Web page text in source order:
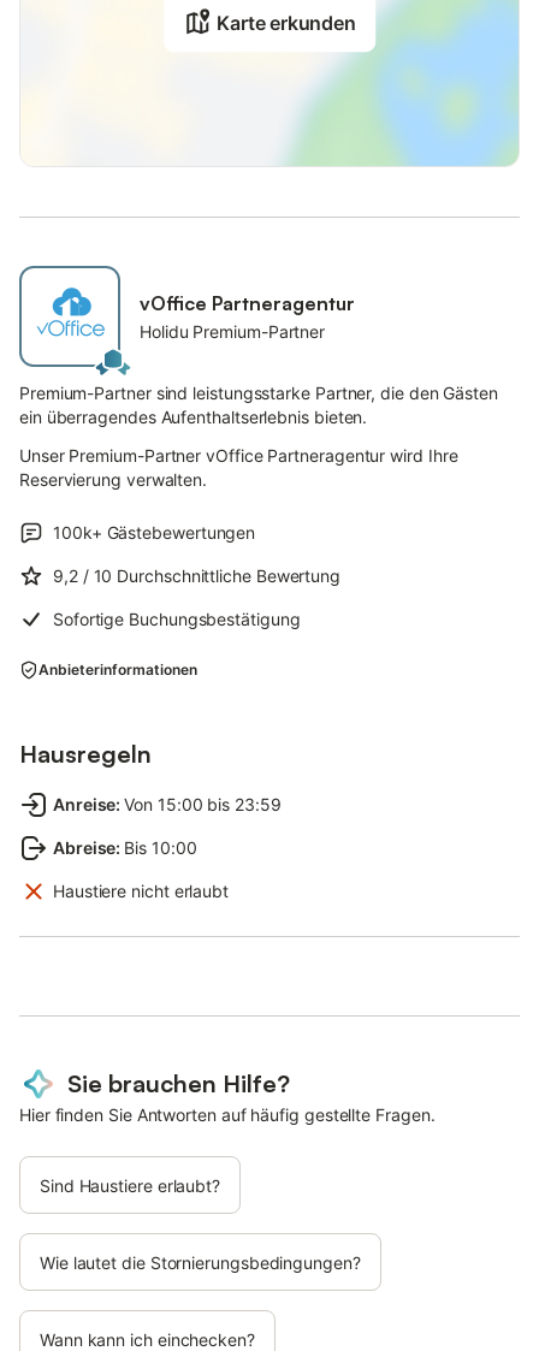
Karte erkunden
vOffice Partneragentur
Holidu Premium-Partner
Premium-Partner sind leistungsstarke Partner, die den Gästen
ein überragendes Aufenthaltserlebnis bieten.
Unser Premium-Partner vOffice Partneragentur wird Ihre
Reservierung verwalten.
100k+ Gästebewertungen
9,2 / 10 Durchschnittliche Bewertung
Sofortige Buchungsbestätigung
Anbieterinformationen
Hausregeln
Anreise: Von 15:00 bis 23:59
Abreise: Bis 10:00
Haustiere nicht erlaubt
Sie brauchen Hilfe?
Hier finden Sie Antworten auf häufig gestellte Fragen.
Sind Haustiere erlaubt?
Wie lautet die Stornierungsbedingungen?
Wann kann ich einchecken?